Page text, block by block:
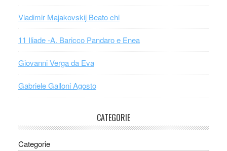
Vladimir Majakovskij Beato chi
11 Iliade -A. Baricco Pandaro e Enea
Giovanni Verga da Eva
Gabriele Galloni Agosto
CATEGORIE
Categorie